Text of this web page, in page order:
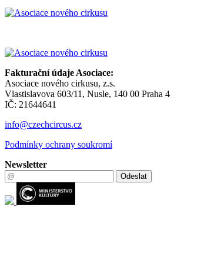
Fakturační údaje Asociace:
Asociace nového cirkusu, z.s.
Vlastislavova 603/11, Nusle, 140 00 Praha 4
IČ: 21644641
info@czechcircus.cz
Podmínky ochrany soukromí
Newsletter
Odeslat